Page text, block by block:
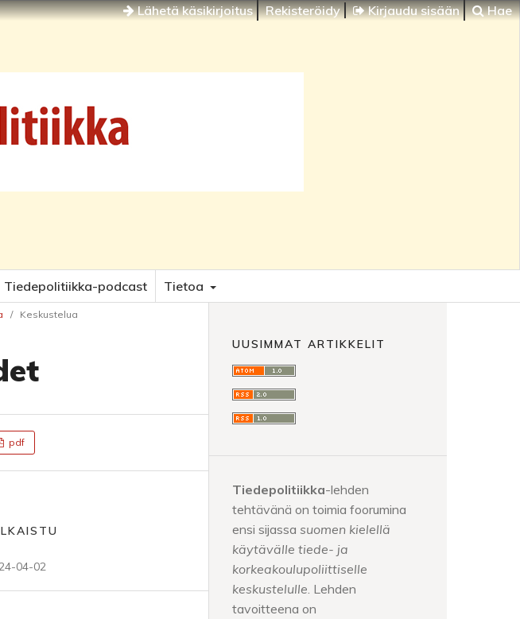
Lähetä käsikirjoitus Rekisteröidy Kirjaudu sisään Hae
Tiedepolitiikka-podcast Tietoa
/ Keskustelua
pdf
04-02
UUSIMMAT ARTIKKELIT
Tiedepolitiikka-lehden
tehtävänä on toimia foorumina
ensi sijassa suomen kielellä
käytävälle tiede- ja
korkeakoulupoliittiselle
keskustelulle . Lehden
tavoitteena on